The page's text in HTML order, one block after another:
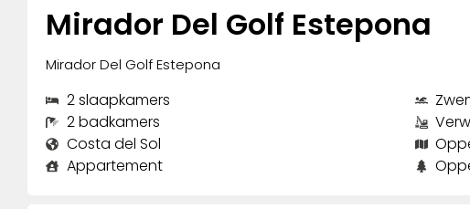
Mirador Del Golf Estepona
Mirador Del Golf Estepona
2 slaapkamers
2 badkamers
Costa del Sol
Appartement